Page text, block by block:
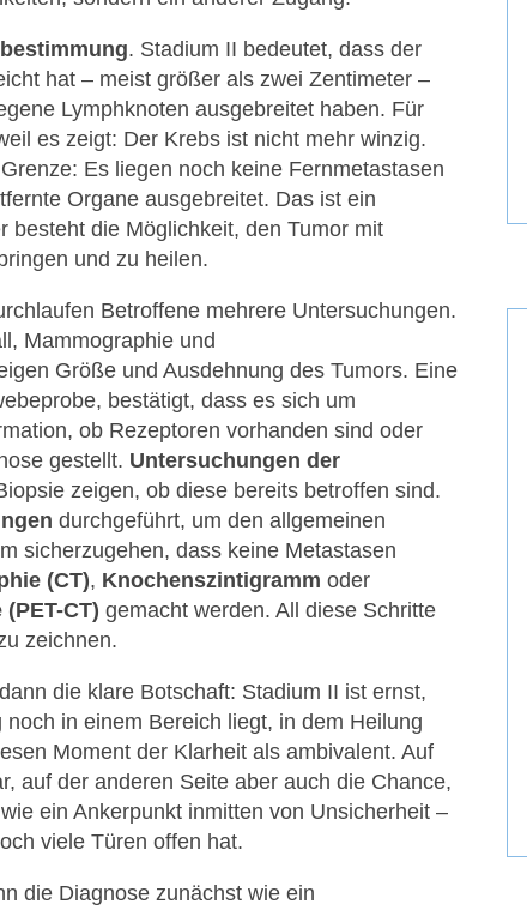
. Stadium II bedeutet, dass der
hat – meist größer als zwei Zentimeter –
Lymphknoten ausgebreitet haben. Für
es zeigt: Der Krebs ist nicht mehr winzig.
Es liegen noch keine Fernmetastasen
Organe ausgebreitet. Das ist ein
besteht die Möglichkeit, den Tumor mit
und zu heilen.
Betroffene mehrere Untersuchungen.
Mammographie und
Größe und Ausdehnung des Tumors. Eine
bestätigt, dass es sich um
ob Rezeptoren vorhanden sind oder
gestellt. Untersuchungen der
zeigen, ob diese bereits betroffen sind.
durchgeführt, um den allgemeinen
sicherzugehen, dass keine Metastasen
(CT), Knochenszintigramm oder
CT) gemacht werden. All diese Schritte
zeichnen.
die klare Botschaft: Stadium II ist ernst,
in einem Bereich liegt, in dem Heilung
Moment der Klarheit als ambivalent. Auf
auf der anderen Seite aber auch die Chance,
ein Ankerpunkt inmitten von Unsicherheit –
viele Türen offen hat.
die Diagnose zunächst wie ein